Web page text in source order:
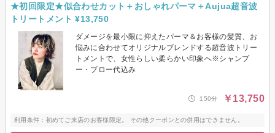
★初回限定★似合わせカット＋おしゃれパーマ＋Aujua超音波
トリートメント ¥13,750
ダメージを最小限に抑えたパーマ＆お客様の髪質、お
悩みに合わせてオリジナルブレンドする超音波トリー
トメントで、女性らしい柔らかい印象へ※シャンプ
ー・ブロー代込み
150分 ￥13,750
利用条件：初めてご来店のお客様限定。 その他クーポンとの併用はできません。